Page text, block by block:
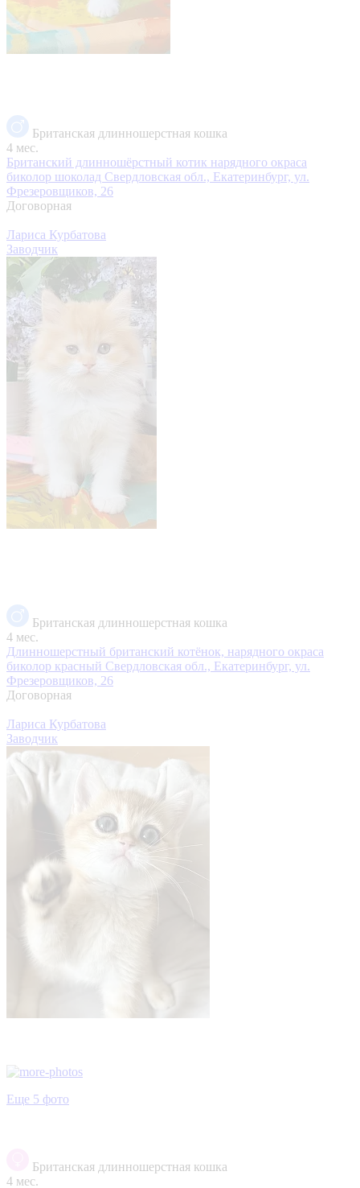
Британская длинношерстная кошка
4 мес.
Британский длинношёрстный котик нарядного окраса
биколор шоколад Свердловская обл., Екатеринбург, ул.
Фрезеровщиков, 26
Договорная
Лариса Курбатова
Заводчик
Британская длинношерстная кошка
4 мес.
Длинношерстный британский котёнок, нарядного окраса
биколор красный Свердловская обл., Екатеринбург, ул.
Фрезеровщиков, 26
Договорная
Лариса Курбатова
Заводчик
Еще 5 фото
Британская длинношерстная кошка
4 мес.